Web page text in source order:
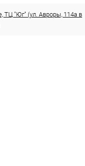
ТЦ "Юг" (ул. Авроры, 114а в